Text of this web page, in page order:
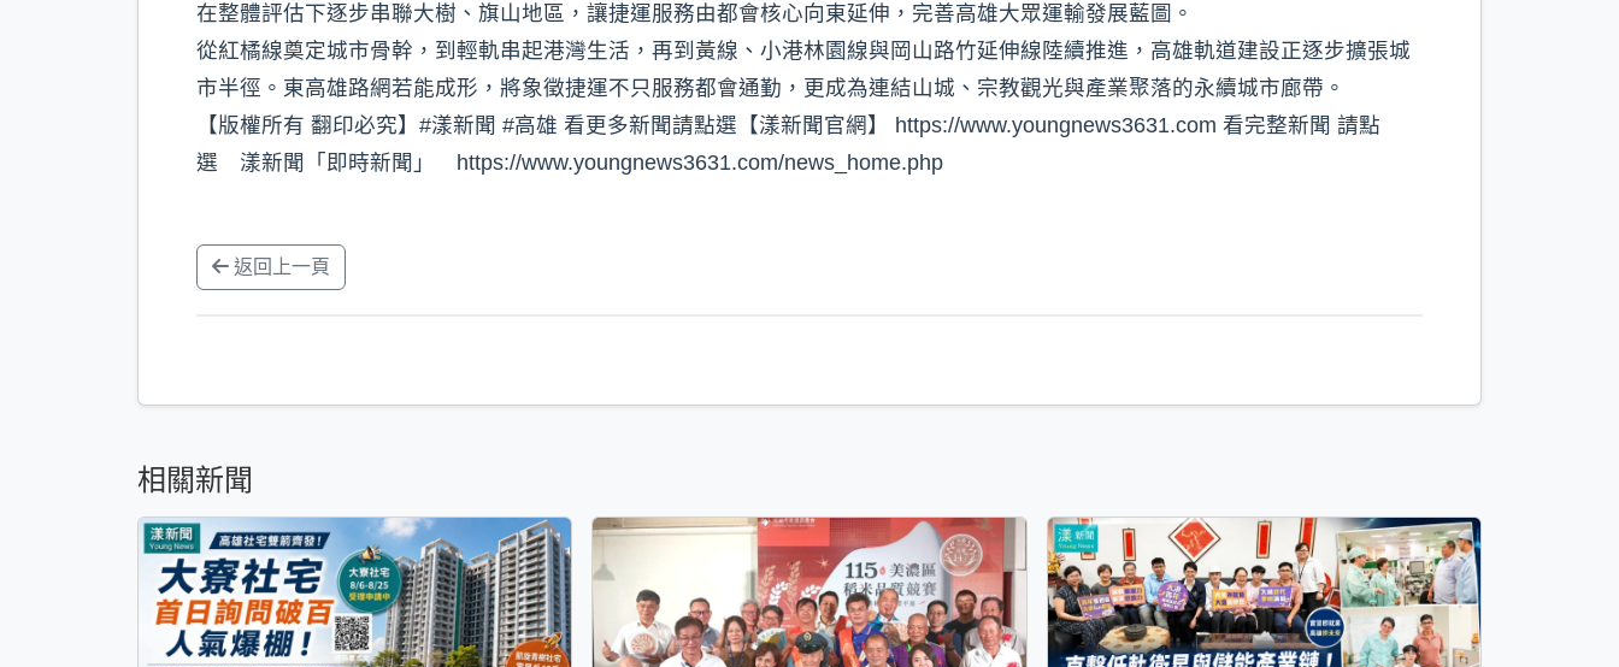
在整體評估下逐步串聯大樹、旗山地區，讓捷運服務由都會核心向東延伸，完善高雄大眾運輸發展藍圖。
從紅橘線奠定城市骨幹，到輕軌串起港灣生活，再到黃線、小港林園線與岡山路竹延伸線陸續推進，高雄軌道建設正逐步擴張城
市半徑。東高雄路網若能成形，將象徵捷運不只服務都會通勤，更成為連結山城、宗教觀光與產業聚落的永續城市廊帶。
【版權所有 翻印必究】#漾新聞 #高雄 看更多新聞請點選【漾新聞官網】 https://www.youngnews3631.com 看完整新聞 請點
選 漾新聞「即時新聞」 https://www.youngnews3631.com/news_home.php
返回上一頁
相關新聞